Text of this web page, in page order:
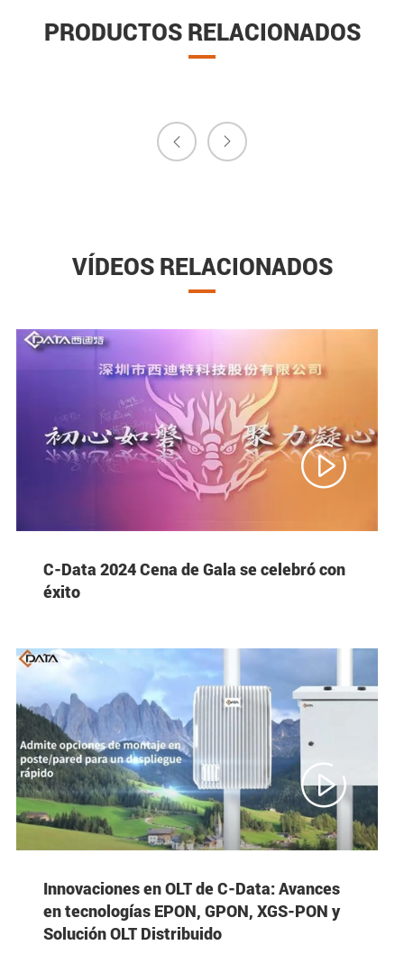
PRODUCTOS RELACIONADOS
 
VÍDEOS RELACIONADOS

C-Data 2024 Cena de Gala se celebró con
éxito

Innovaciones en OLT de C-Data: Avances
en tecnologías EPON, GPON, XGS-PON y
Solución OLT Distribuido